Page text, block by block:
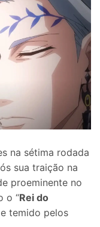
na sétima rodada
sua traição na
proeminente no
o “Rei do
temido pelos